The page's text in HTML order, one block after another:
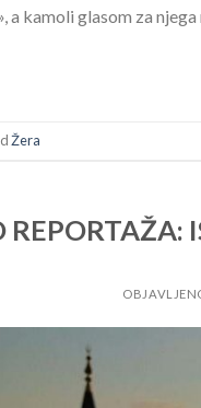
a kamoli glasom za
Žera